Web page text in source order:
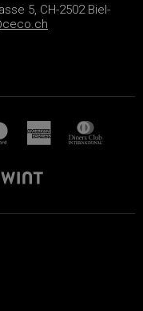
5, CH-2502 Biel-